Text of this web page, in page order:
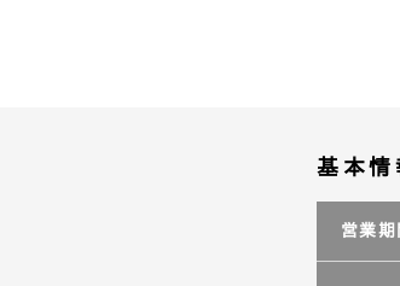
「加恋ち
していて
基本情
営業期